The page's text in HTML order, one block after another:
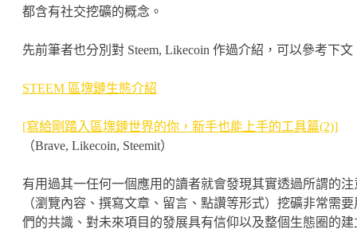
都含有社交挖礦的概念。
先前筆者也分別對 Steem, Likecoin 作過介紹，可以參考下文
STEEM 區塊鏈生態介紹
[寫給剛踏入區塊鏈世界的你，新手也能上手的工具篇(2)]
（Brave, Likecoin, Steemit）
有用過其一任何一個應用的讀者就會發現其實透過所謂的注
（瀏覽內容、撰寫文章、留言、點讚等形式）挖礦非常需要
們的共識、對未來項目的發展具有信仰以及整個生態圈的建